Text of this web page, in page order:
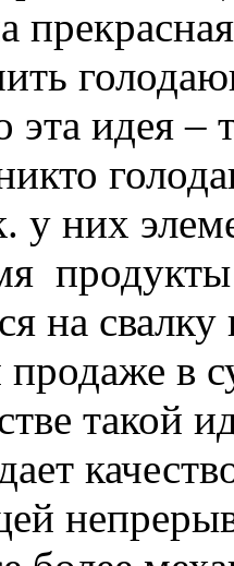
эта идея
у них
на свалку
в
такой